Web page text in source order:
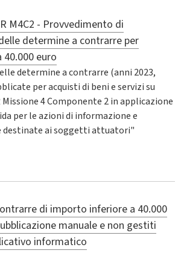
M4C2 - Provvedimento di
determine a contrarre per
euro
determine a contrarre (anni 2023,
per acquisti di beni e servizi su
4 Componente 2 in applicazione
per le azioni di informazione e
destinate ai soggetti attuatori"
di importo inferiore a 40.000
manuale e non gestiti
informatico